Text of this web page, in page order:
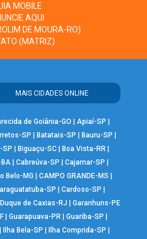
MOBILE
AQUI
DE MOURA-RO)
(MATRIZ)
MAIS CIDADES ONLINE
de Goiânia-GO Apiaí-SP
SP Batatais-SP Bauru-SP
SP Biguaçu-SC Boa Vista-RR
| Cabreúva-SP Cajamar-SP
Belo-MG |CAMPO GRANDE-MS
SP Cardoso-SP
Duque de Caxias-RJ
Garanhuns-PE
| Guarapuava-PR| Guariba-SP
Ilha Bela-SP Ilha Comprida-SP